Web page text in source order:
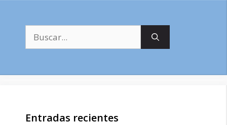
Entradas recientes